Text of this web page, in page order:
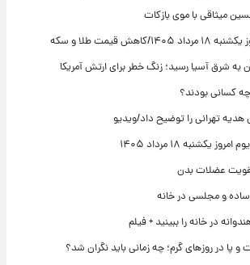
میثاقی با موی بازکات
قیمت طلا و سکه
به شرق آسیا رسید؛ زنگ خطر برای ارتش آمریکا
کسانی بودند؟
هدیه تهرانی را توضیح داد/ویدیو
۱۸ مرداد ۱۴۰۵
و مجلسی در خانه
در خانه را ببینید + فیلم
پا در روزهای گرم؛ چه زمانی باید نگران شد؟